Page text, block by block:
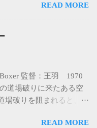
：製作：主演：コーネ
アメリカ 19世紀のア
ーたちは自分たちの利
ィングをしている。象
の怒りを買った白人ハ
襲われます。今度は自
なってしまいました。
READ MORE
Boxer 監督：王羽 1970
道場破りに来たある空
場破りを阻まれると、
れ、生き残ったジミー
READ MORE